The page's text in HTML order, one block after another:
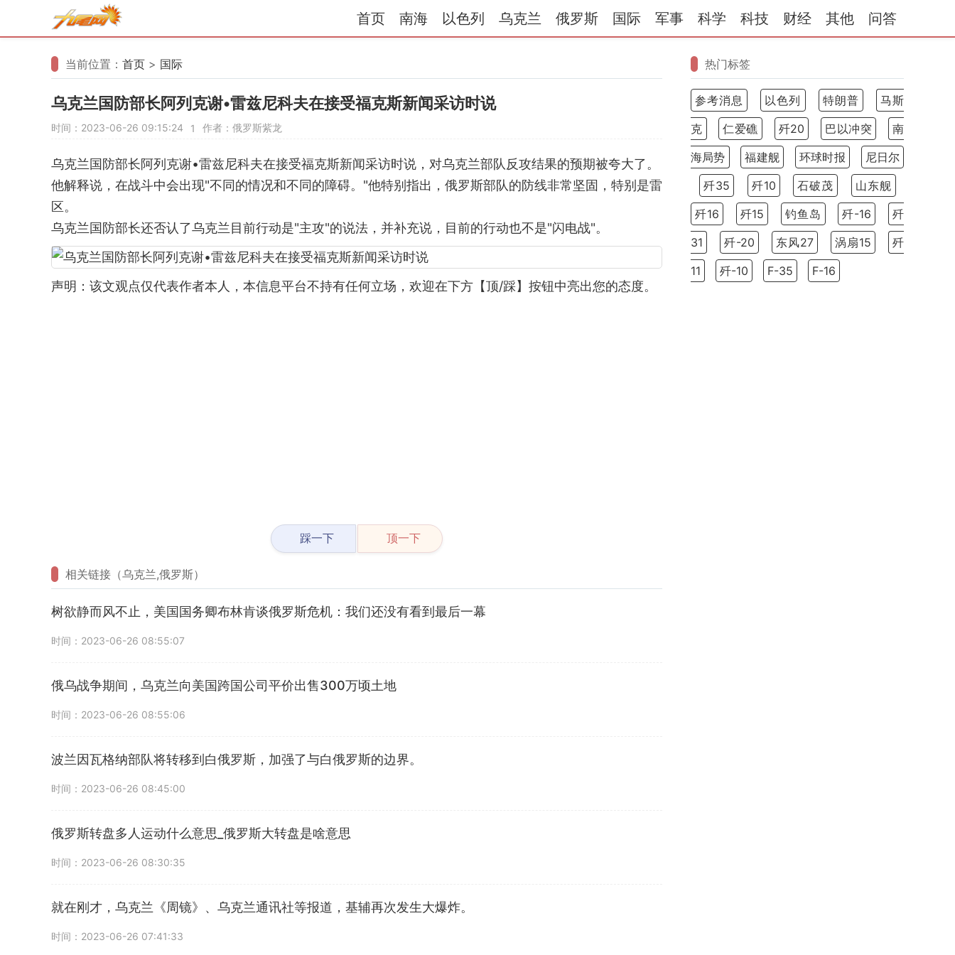
首页 南海 以色列 乌克兰 俄罗斯 国际 军事 科学 科技 财经 其他 问答
当前位置： 首页 > 国际
乌克兰国防部长阿列克谢•雷兹尼科夫在接受福克斯新闻采访时说
时间：2023-06-26 09:15:24 1 作者：俄罗斯紫龙
乌克兰国防部长阿列克谢•雷兹尼科夫在接受福克斯新闻采访时说，对乌克兰部队反攻结果的预期被夸大了。
他解释说，在战斗中会出现"不同的情况和不同的障碍。"他特别指出，俄罗斯部队的防线非常坚固，特别是雷
区。
乌克兰国防部长还否认了乌克兰目前行动是"主攻"的说法，并补充说，目前的行动也不是"闪电战"。
声明：该文观点仅代表作者本人，本信息平台不持有任何立场，欢迎在下方【顶/踩】按钮中亮出您的态度。
踩一下 顶一下
相关链接（乌克兰,俄罗斯）
树欲静而风不止，美国国务卿布林肯谈俄罗斯危机：我们还没有看到最后一幕
时间：2023-06-26 08:55:07
俄乌战争期间，乌克兰向美国跨国公司平价出售300万顷土地
时间：2023-06-26 08:55:06
波兰因瓦格纳部队将转移到白俄罗斯，加强了与白俄罗斯的边界。
时间：2023-06-26 08:45:00
俄罗斯转盘多人运动什么意思_俄罗斯大转盘是啥意思
时间：2023-06-26 08:30:35
就在刚才，乌克兰《周镜》、乌克兰通讯社等报道，基辅再次发生大爆炸。
时间：2023-06-26 07:41:33
热门标签
参考消息 以色列 特朗普
马斯
克
仁爱礁 歼20 巴以冲突
南
海局势
福建舰 环球时报
尼日尔
歼35
歼10 石破茂
山东舰
歼16
歼15 钓鱼岛 歼-16
歼
31
歼-20 东风27 涡扇15
歼
11
歼-10 F-35 F-16